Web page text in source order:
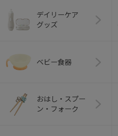
デイリーケア
グッズ
ベビー食器
おはし・スプー
ン・フォーク